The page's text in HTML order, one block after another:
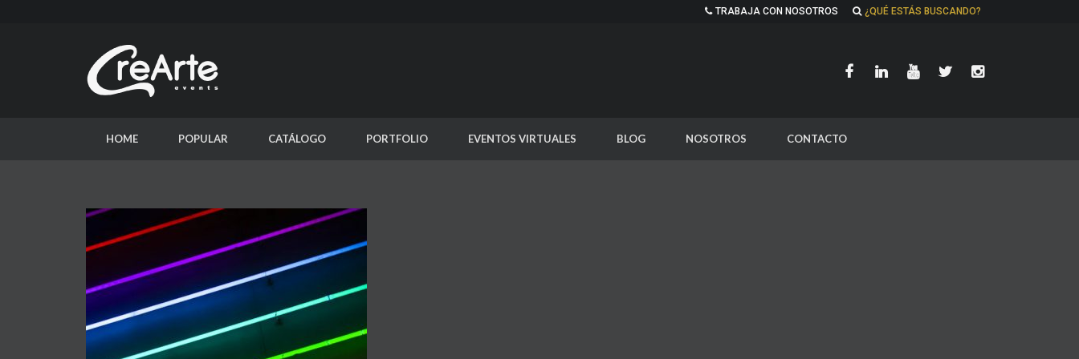
TRABAJA CON NOSOTROS ¿QUÉ ESTÁS BUSCANDO?
HOME POPULAR CATÁLOGO PORTFOLIO EVENTOS VIRTUALES BLOG NOSOTROS CONTACTO